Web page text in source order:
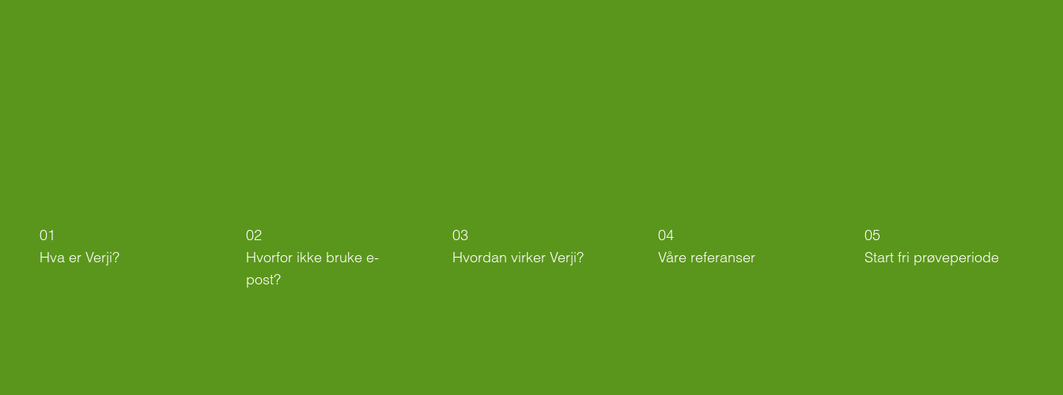
01
Hva er Verji?
02
Hvorfor ikke bruke e-
post?
03
Hvordan virker Verji?
04
Våre referanser
05
Start fri prøveperiode